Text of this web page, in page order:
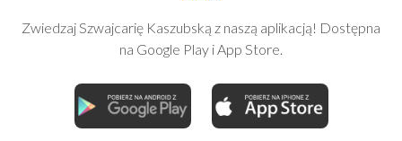
Zwiedzaj Szwajcarię Kaszubską z naszą aplikacją! Dostępna
na Google Play i App Store.